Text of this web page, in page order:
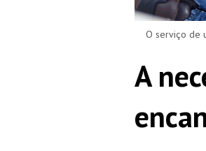
O serviço de
A